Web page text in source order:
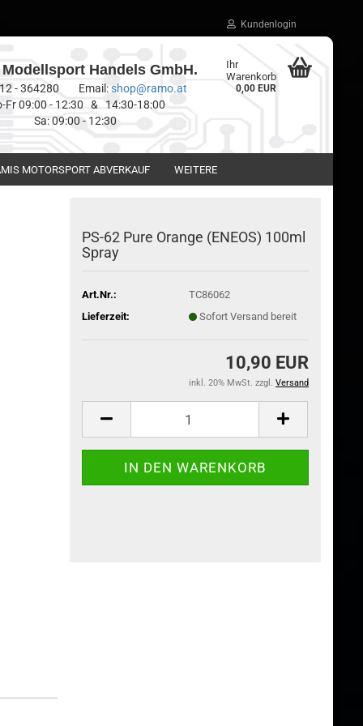
Kundenlogin
Modellsport Handels GmbH.
- 364280 Email:shop@ramo.at
Fr 09:00 - 12:30 & 14:30-18:00
Sa: 09:00 - 12:30
Ihr
Warenkorb
0,00 EUR
MOTORSPORT ABVERKAUF WEITERE
PS-62 Pure Orange (ENEOS) 100ml
Spray
Art.Nr.:
TC86062
Lieferzeit:
Sofort Versand bereit
10,90 EUR
inkl. 20% MwSt. zzgl. Versand